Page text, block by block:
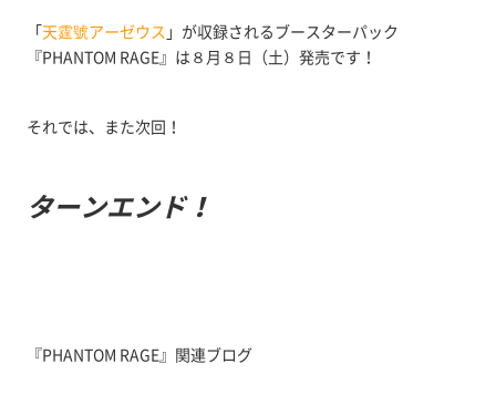
「天霆號アーゼウス 」が収録されるブースターパック
『PHANTOM RAGE』は８月８日（土）発売です！
それでは、また次回！
ターンエンド！
『PHANTOM RAGE』関連ブログ